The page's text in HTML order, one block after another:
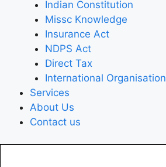
Indian Constitution
Missc Knowledge
Insurance Act
NDPS Act
Direct Tax
International Organisation
Services
About Us
Contact us